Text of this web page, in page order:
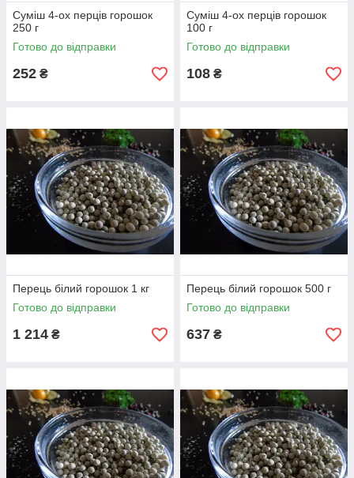
Суміш 4-ох перців горошок
250 г
Готово до відправки
252 ₴
Суміш 4-ох перців горошок
100 г
Готово до відправки
108 ₴
Перець білий горошок 1 кг
Готово до відправки
1 214 ₴
Перець білий горошок 500 г
Готово до відправки
637 ₴